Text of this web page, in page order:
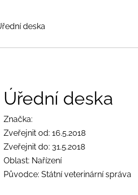
deska
Úřední deska
Značka:
Zveřejnit od: 16.5.2018
Zveřejnit do: 31.5.2018
Oblast: Nařízení
Původce: Státní veterinární správa